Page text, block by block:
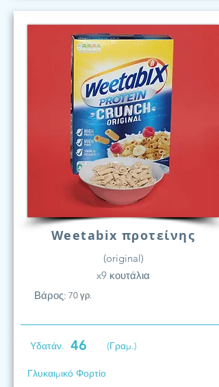
Weetabix προτείνης
(original)
x9 κουτάλια
Βάρος: 70 γρ.
Υδατάν. 46 (Γραμ.)
Γλυκαιμικό Φορτίο